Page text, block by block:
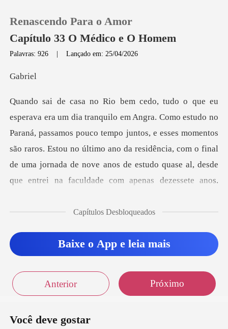
Loja
Histórico
Sair
Renascendo Para o Amor
Capítulo 33 O Médico e O Homem
Palavras: 926 |Lançado em: 25/04/2026
br
passamos pouco tempo juntos, e esses momentos
são raros. Estou no último ano da residência, com o final
de uma jo
Capítulos Desbloqueados
Baixe o App e leia mais
Anterior Próximo
Você deve gostar